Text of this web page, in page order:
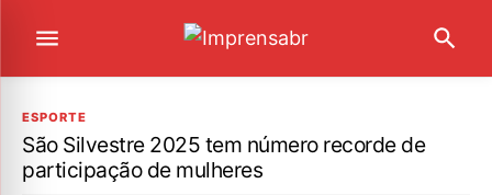
ESPORTE
São Silvestre 2025 tem número recorde de
participação de mulheres